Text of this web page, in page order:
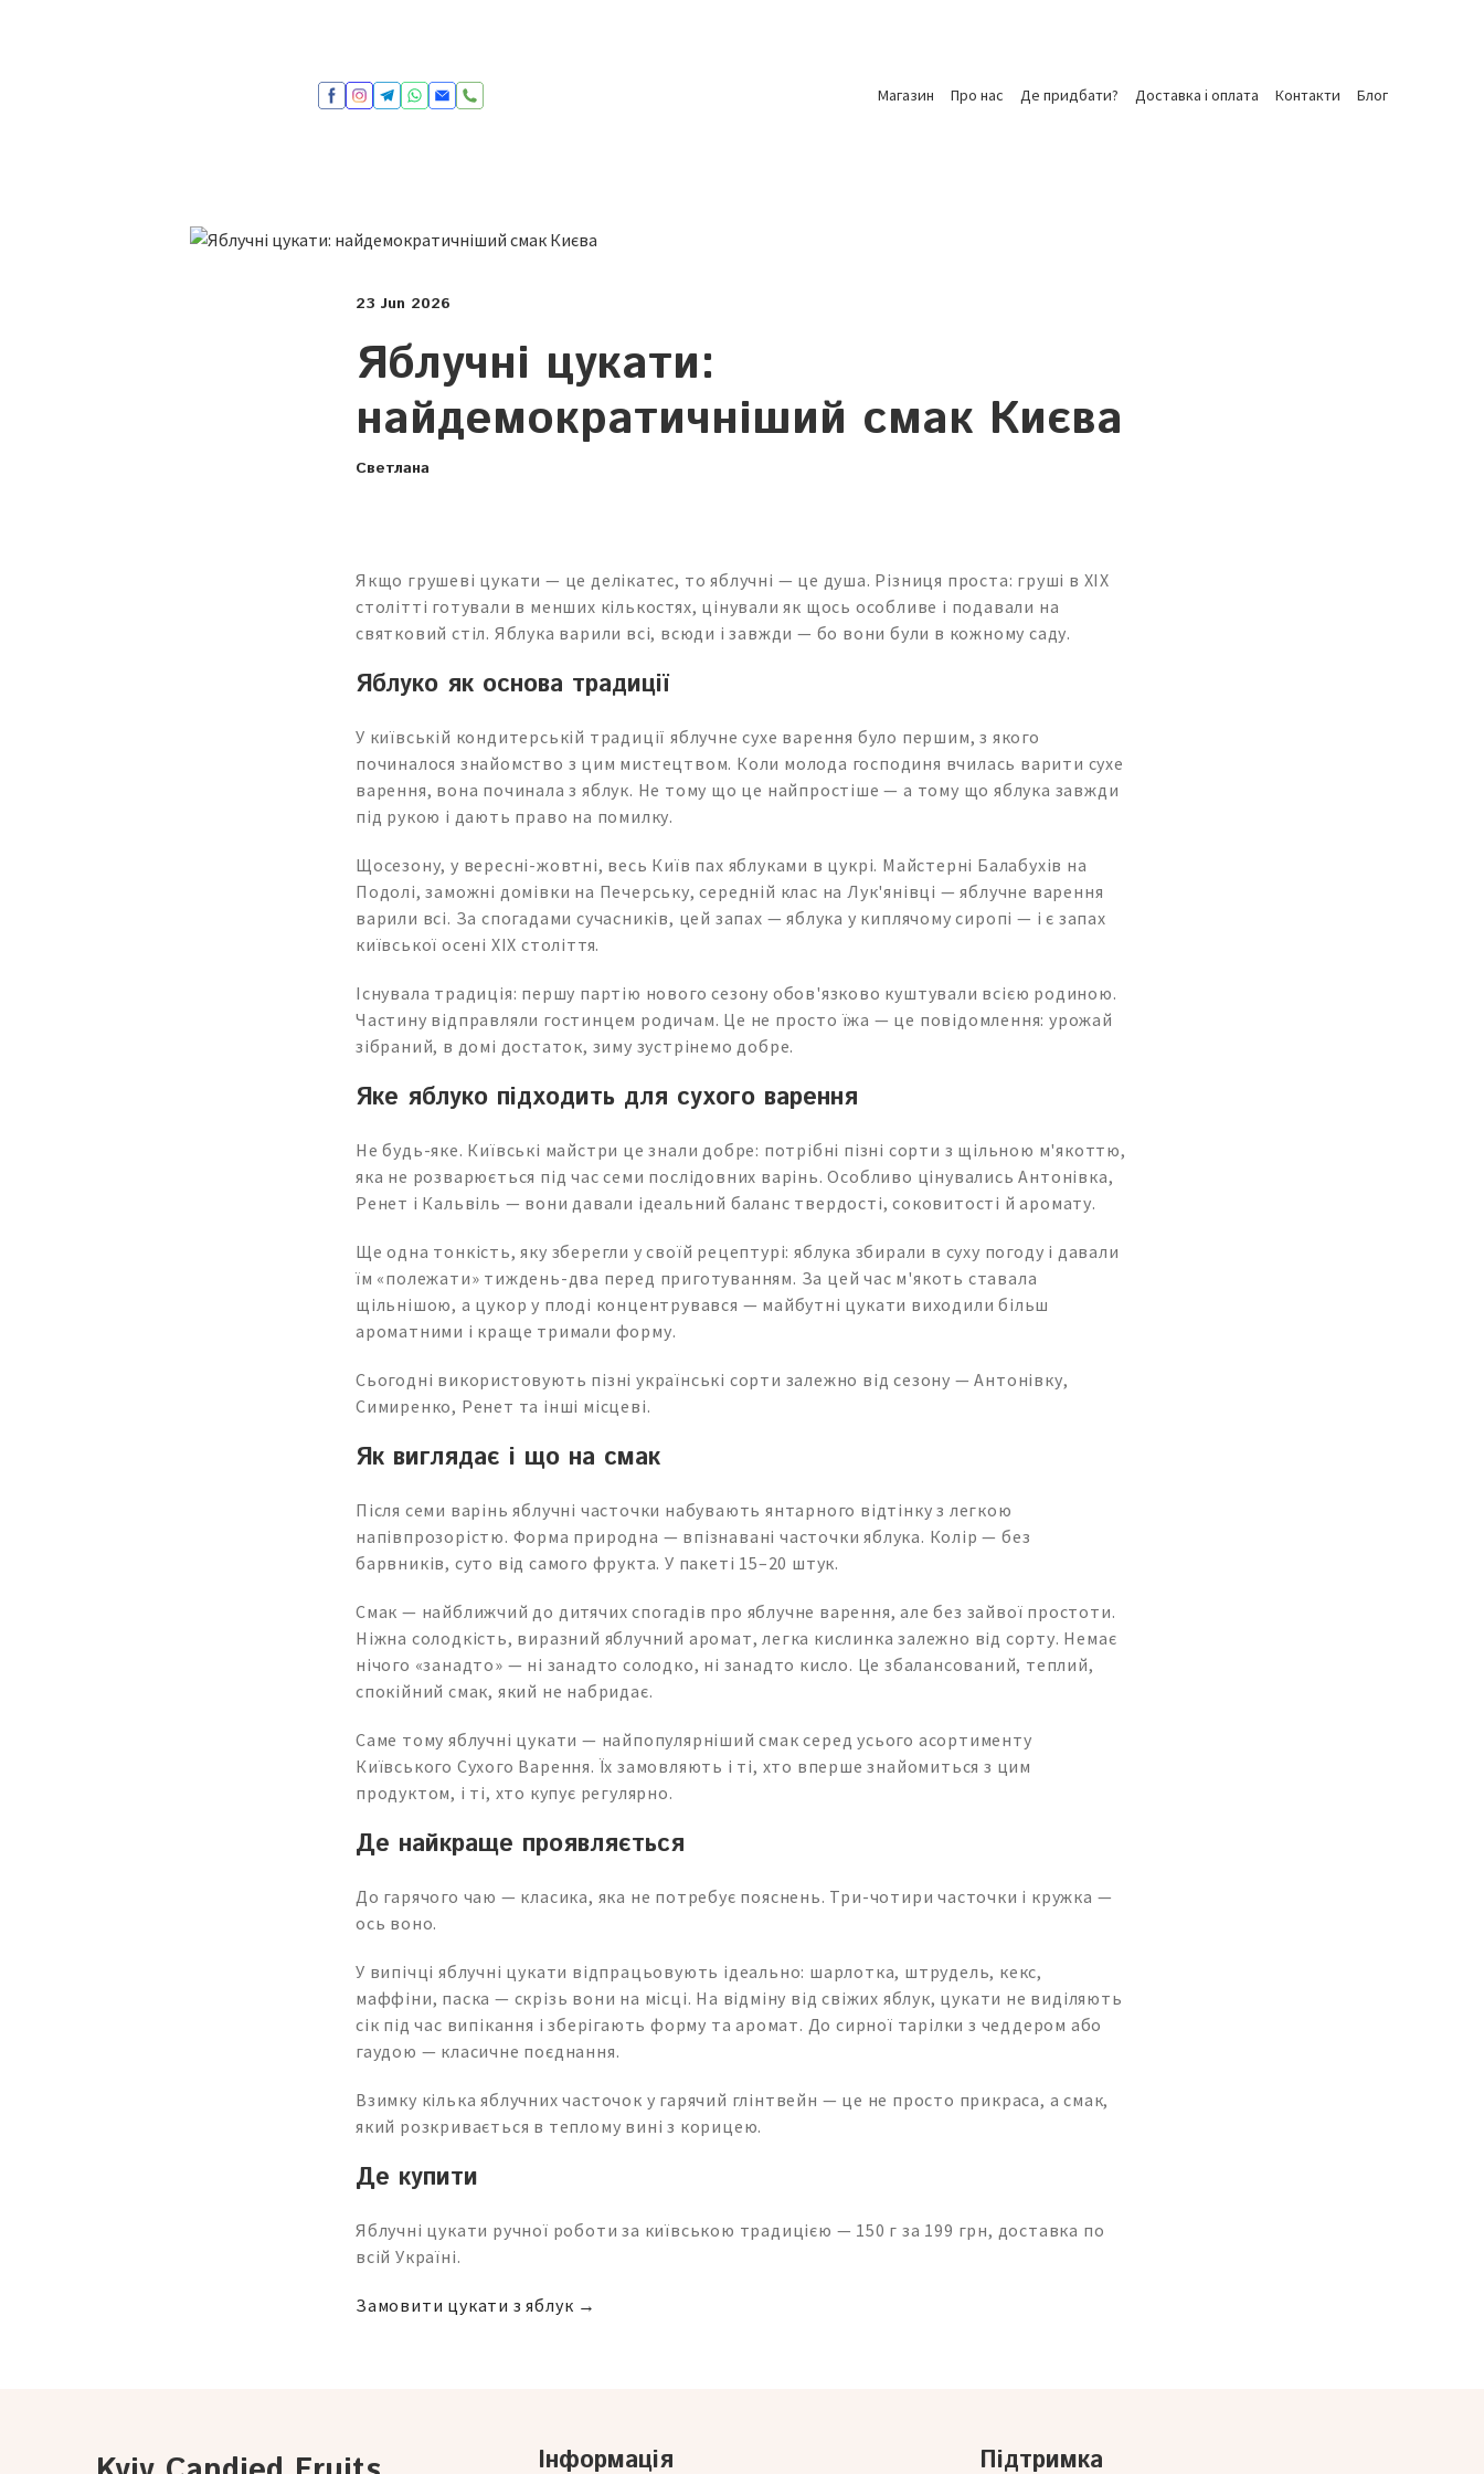
Магазин Про нас Де придбати? Доставка і оплата Контакти Блог
23 Jun 2026
Яблучні цукати:
найдемократичніший смак Києва
Светлана
Якщо грушеві цукати — це делікатес, то яблучні — це душа. Різниця проста: груші в XIX
столітті готували в менших кількостях, цінували як щось особливе і подавали на
святковий стіл. Яблука варили всі, всюди і завжди — бо вони були в кожному саду.
Яблуко як основа традиції
У київській кондитерській традиції яблучне сухе варення було першим, з якого
починалося знайомство з цим мистецтвом. Коли молода господиня вчилась варити сухе
варення, вона починала з яблук. Не тому що це найпростіше — а тому що яблука завжди
під рукою і дають право на помилку.
Щосезону, у вересні-жовтні, весь Київ пах яблуками в цукрі. Майстерні Балабухів на
Подолі, заможні домівки на Печерську, середній клас на Лук'янівці — яблучне варення
варили всі. За спогадами сучасників, цей запах — яблука у киплячому сиропі — і є запах
київської осені XIX століття.
Існувала традиція: першу партію нового сезону обов'язково куштували всією родиною.
Частину відправляли гостинцем родичам. Це не просто їжа — це повідомлення: урожай
зібраний, в домі достаток, зиму зустрінемо добре.
Яке яблуко підходить для сухого варення
Не будь-яке. Київські майстри це знали добре: потрібні пізні сорти з щільною м'якоттю,
яка не розварюється під час семи послідовних варінь. Особливо цінувались Антонівка,
Ренет і Кальвіль — вони давали ідеальний баланс твердості, соковитості й аромату.
Ще одна тонкість, яку зберегли у своїй рецептурі: яблука збирали в суху погоду і давали
їм «полежати» тиждень-два перед приготуванням. За цей час м'якоть ставала
щільнішою, а цукор у плоді концентрувався — майбутні цукати виходили більш
ароматними і краще тримали форму.
Сьогодні використовують пізні українські сорти залежно від сезону — Антонівку,
Симиренко, Ренет та інші місцеві.
Як виглядає і що на смак
Після семи варінь яблучні часточки набувають янтарного відтінку з легкою
напівпрозорістю. Форма природна — впізнавані часточки яблука. Колір — без
барвників, суто від самого фрукта. У пакеті 15–20 штук.
Смак — найближчий до дитячих спогадів про яблучне варення, але без зайвої простоти.
Ніжна солодкість, виразний яблучний аромат, легка кислинка залежно від сорту. Немає
нічого «занадто» — ні занадто солодко, ні занадто кисло. Це збалансований, теплий,
спокійний смак, який не набридає.
Саме тому яблучні цукати — найпопулярніший смак серед усього асортименту
Київського Сухого Варення. Їх замовляють і ті, хто вперше знайомиться з цим
продуктом, і ті, хто купує регулярно.
Де найкраще проявляється
До гарячого чаю — класика, яка не потребує пояснень. Три-чотири часточки і кружка —
ось воно.
У випічці яблучні цукати відпрацьовують ідеально: шарлотка, штрудель, кекс,
маффіни, паска — скрізь вони на місці. На відміну від свіжих яблук, цукати не виділяють
сік під час випікання і зберігають форму та аромат. До сирної тарілки з чеддером або
гаудою — класичне поєднання.
Взимку кілька яблучних часточок у гарячий глінтвейн — це не просто прикраса, а смак,
який розкривається в теплому вині з корицею.
Де купити
Яблучні цукати ручної роботи за київською традицією — 150 г за 199 грн, доставка по
всій Україні.
Замовити цукати з яблук →
Інформація Підтримка